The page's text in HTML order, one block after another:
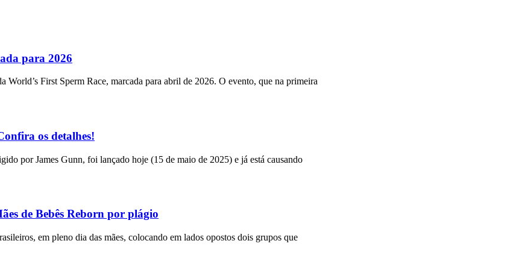
para 2026
First Sperm Race, marcada para abril de 2026. O evento, que na primeira
os detalhes!
por James Gunn, foi lançado hoje (15 de maio de 2025) e já está causando
de Bebês Reborn por plágio
em pleno dia das mães, colocando em lados opostos dois grupos que